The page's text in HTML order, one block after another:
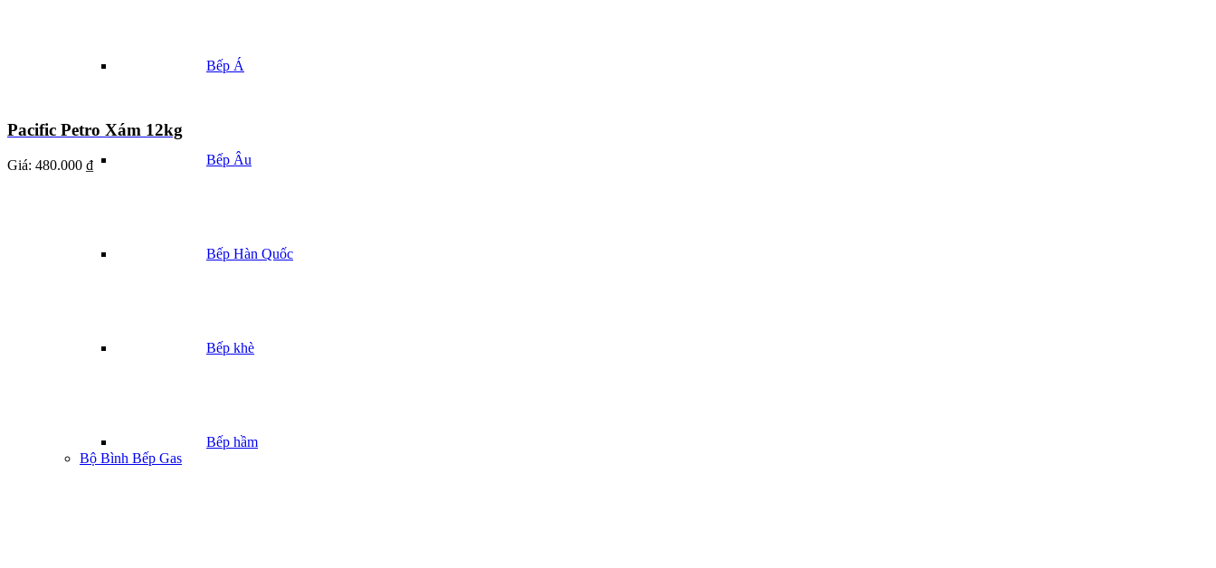
Bếp Á
Bếp Âu
Bếp Hàn Quốc
Bếp khè
Bếp hầm
Bộ Bình Bếp Gas
Pacific Petro Xám 12kg
Giá: 480.000 ₫